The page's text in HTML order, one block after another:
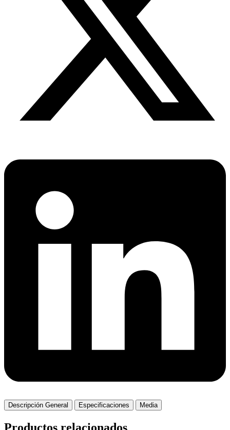
Descripción General Especificaciones Media
Productos relacionados